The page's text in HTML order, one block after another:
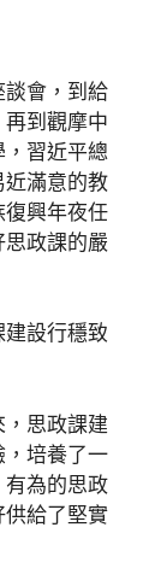
會，到給
到觀摩中
習近平總
近滿意的教
復興年夜任
政課的嚴
設行穩致
思政課建
培養了一
有為的思政
給了堅實